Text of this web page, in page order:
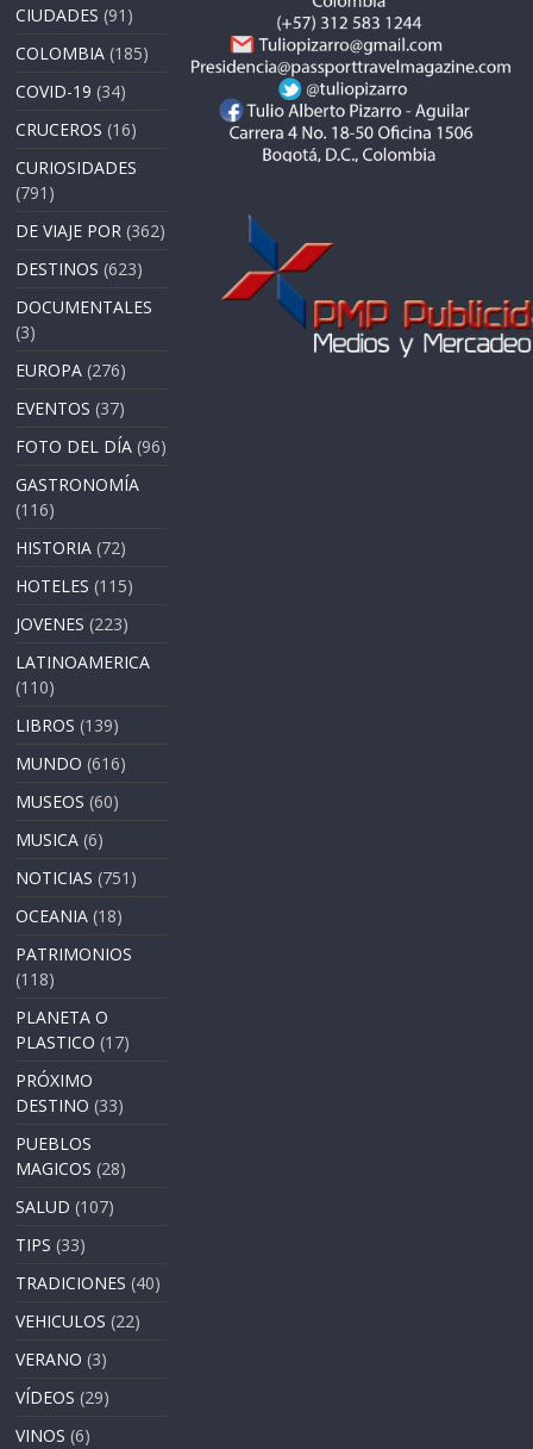
CIUDADES (91)
COLOMBIA (185)
COVID-19 (34)
CRUCEROS (16)
CURIOSIDADES
(791)
DE VIAJE POR (362)
DESTINOS (623)
DOCUMENTALES
(3)
EUROPA (276)
EVENTOS (37)
FOTO DEL DÍA (96)
GASTRONOMÍA
(116)
HISTORIA (72)
HOTELES (115)
JOVENES (223)
LATINOAMERICA
(110)
LIBROS (139)
MUNDO (616)
MUSEOS (60)
MUSICA (6)
NOTICIAS (751)
OCEANIA (18)
PATRIMONIOS
(118)
PLANETA O
PLASTICO (17)
PRÓXIMO
DESTINO (33)
PUEBLOS
MAGICOS (28)
SALUD (107)
TIPS (33)
TRADICIONES (40)
VEHICULOS (22)
VERANO (3)
VÍDEOS (29)
VINOS (6)